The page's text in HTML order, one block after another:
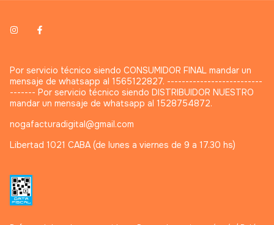
Por servicio técnico siendo CONSUMIDOR FINAL mandar un
mensaje de whatsapp al 1565122827. --------------------------
------- Por servicio técnico siendo DISTRIBUIDOR NUESTRO
mandar un mensaje de whatsapp al 1528754872.
nogafacturadigital@gmail.com
Libertad 1021 CABA (de lunes a viernes de 9 a 17.30 hs)